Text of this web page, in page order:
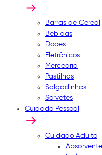
Barras de Cereal
Bebidas
Doces
Eletrônicos
Mercearia
Pastilhas
Salgadinhos
Sorvetes
Cuidado Pessoal
Cuidado Adulto